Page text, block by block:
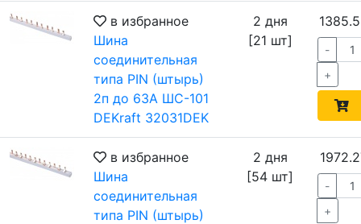
в избранное
Шина
соединительная
типа PIN (штырь)
2п до 63А ШС-101
DEKraft 32031DEK
2 дня
[21 шт]
-
+
в избранное
Шина
соединительная
типа PIN (штырь)
2 дня
[54 шт]
-
+